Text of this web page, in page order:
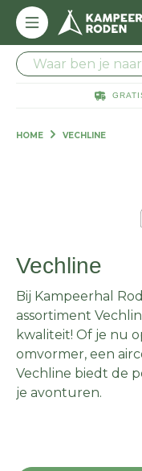
HOME VECHLINE
Vechline
Bij Kampeerhal
assortiment
kwaliteit! Of je nu
omvormer, een
Vechline biedt de
je avonturen.